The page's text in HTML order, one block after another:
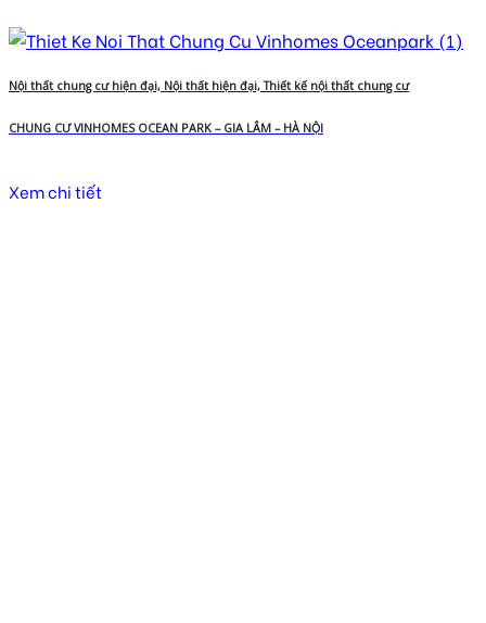
Nội thất chung cư hiện đại, Nội thất hiện đại, Thiết kế nội thất chung cư
CHUNG CƯ VINHOMES OCEAN PARK – GIA LÂM – HÀ NỘI
Xem chi tiết